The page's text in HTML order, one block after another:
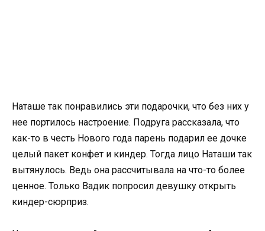
Наташе так понравились эти подарочки, что без них у
нее портилось настроение. Подруга рассказала, что
как-то в честь Нового года парень подарил ее дочке
целый пакет конфет и киндер. Тогда лицо Наташи так
вытянулось. Ведь она рассчитывала на что-то более
ценное. Только Вадик попросил девушку открыть
киндер-сюрприз.